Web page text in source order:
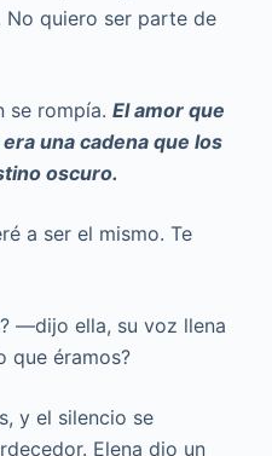
quiero ser parte de
se rompía. El amor que
una cadena que los
oscuro.
a ser el mismo. Te
—dijo ella, su voz llena
que éramos?
y el silencio se
Elena dio un